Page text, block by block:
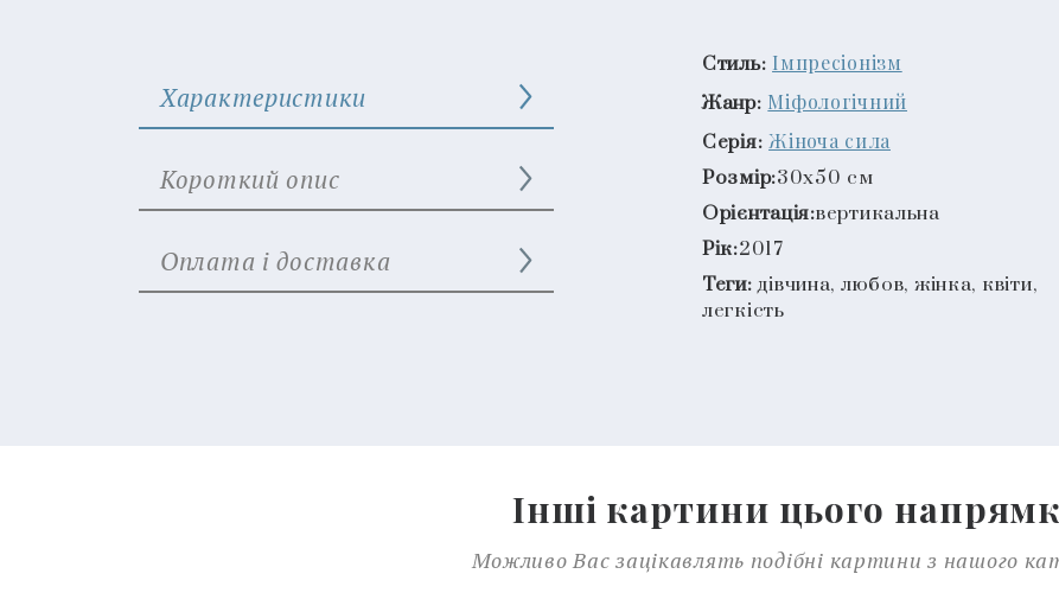
Характеристики
Короткий опис
Оплата і доставка
Стиль: Імпресіонізм
Жанр: Міфологічний
Серія: Жіноча сила
Розмір:30x50 см
Орієнтація:вертикальна
Рік:2017
Теги: дівчина, любов, жінка, квіти,
легкість
Інші картини цього
Можливо Вас зацікавлять подібні картини з нашого